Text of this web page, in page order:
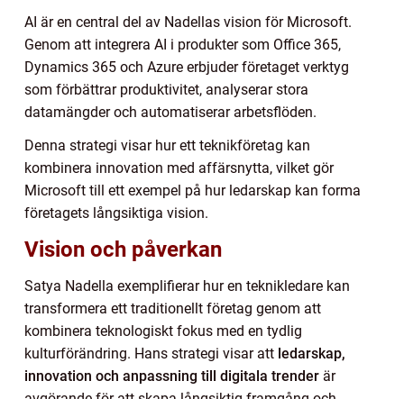
AI är en central del av Nadellas vision för Microsoft.
Genom att integrera AI i produkter som Office 365,
Dynamics 365 och Azure erbjuder företaget verktyg
som förbättrar produktivitet, analyserar stora
datamängder och automatiserar arbetsflöden.
Denna strategi visar hur ett teknikföretag kan
kombinera innovation med affärsnytta, vilket gör
Microsoft till ett exempel på hur ledarskap kan forma
företagets långsiktiga vision.
Vision och påverkan
Satya Nadella exemplifierar hur en teknikledare kan
transformera ett traditionellt företag genom att
kombinera teknologiskt fokus med en tydlig
kulturförändring. Hans strategi visar att ledarskap,
innovation och anpassning till digitala trender är